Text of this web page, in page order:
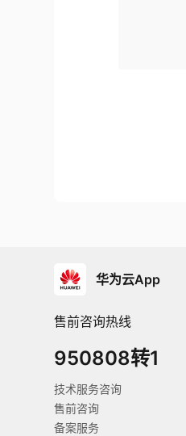
华为云App
售前咨询热线
950808转1
技术服务咨询
售前咨询
备案服务